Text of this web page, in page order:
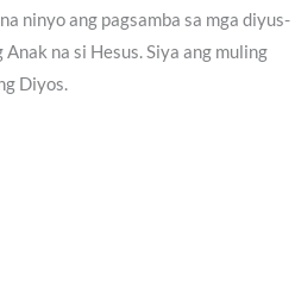
ninyo ang pagsamba sa mga diyus-
na si Hesus. Siya ang muling
Diyos.